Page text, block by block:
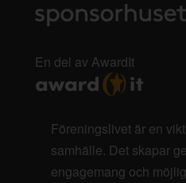
En del av AwardIt
Föreningslivet är en
samhälle. Det skapar
engagemang och